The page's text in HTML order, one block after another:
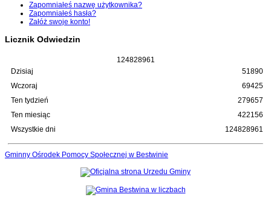
Zapomniałeś nazwę użytkownika?
Zapomniałeś hasła?
Załóż swoje konto!
Licznik Odwiedzin
124828961
Dzisiaj
Wczoraj
Ten tydzień
Ten miesiąc
Wszystkie dni
51890
69425
279657
422156
124828961
Gminny Ośrodek Pomocy Społecznej w Bestwinie